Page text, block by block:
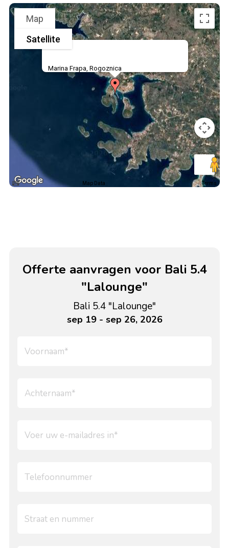
Marina Frapa, Rogoznica
Map
Satellite
Map Data Terms
Offerte aanvragen voor Bali 5.4
"Lalounge"
Bali 5.4 "Lalounge"
sep 19 - sep 26, 2026